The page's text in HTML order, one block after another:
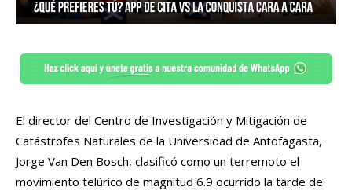
El director del Centro de Investigación y Mitigación de
Catástrofes Naturales de la Universidad de Antofagasta,
Jorge Van Den Bosch, clasificó como un terremoto el
movimiento telúrico de magnitud 6.9 ocurrido la tarde de